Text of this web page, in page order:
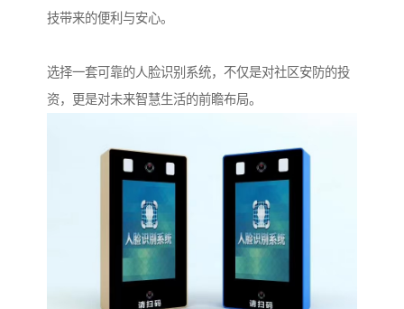
技带来的便利与安心。
选择一套可靠的人脸识别系统，不仅是对社区安防的投
资，更是对未来智慧生活的前瞻布局。